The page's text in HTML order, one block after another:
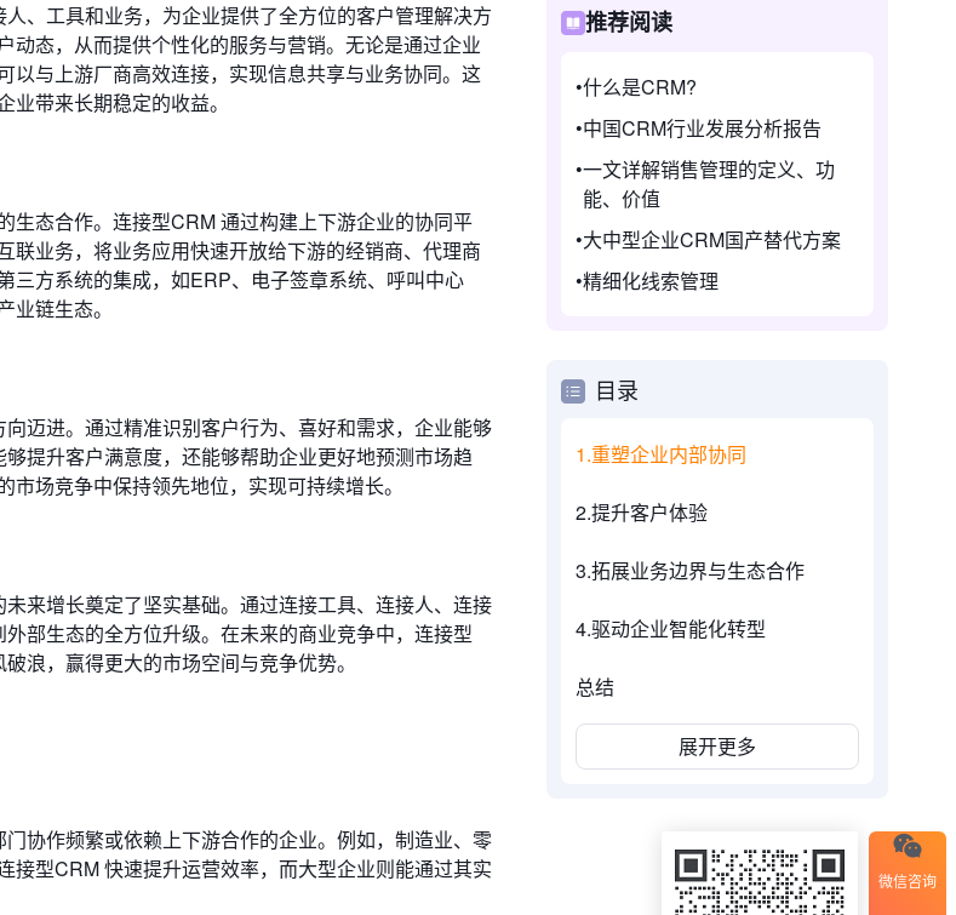
、工具和业务，为企业提供了全方位的客户管理解决方
态，从而提供个性化的服务与营销。无论是通过企业
与上游厂商高效连接，实现信息共享与业务协同。这
带来长期稳定的收益。
生态合作。连接型CRM 通过构建上下游企业的协同平
业务，将业务应用快速开放给下游的经销商、代理商
三方系统的集成，如ERP、电子签章系统、呼叫中心
链生态。
迈进。通过精准识别客户行为、喜好和需求，企业能够
提升客户满意度，还能够帮助企业更好地预测市场趋
场竞争中保持领先地位，实现可持续增长。
来增长奠定了坚实基础。通过连接工具、连接人、连接
部生态的全方位升级。在未来的商业竞争中，连接型
浪，赢得更大的市场空间与竞争优势。
协作频繁或依赖上下游合作的企业。例如，制造业、零
型CRM 快速提升运营效率，而大型企业则能通过其实
推荐阅读
什么是CRM?
中国CRM行业发展分析报告
一文详解销售管理的定义、功
能、价值
大中型企业CRM国产替代方案
精细化线索管理
目录
1.重塑企业内部协同
2.提升客户体验
3.拓展业务边界与生态合作
4.驱动企业智能化转型
总结
展开更多
微信咨询